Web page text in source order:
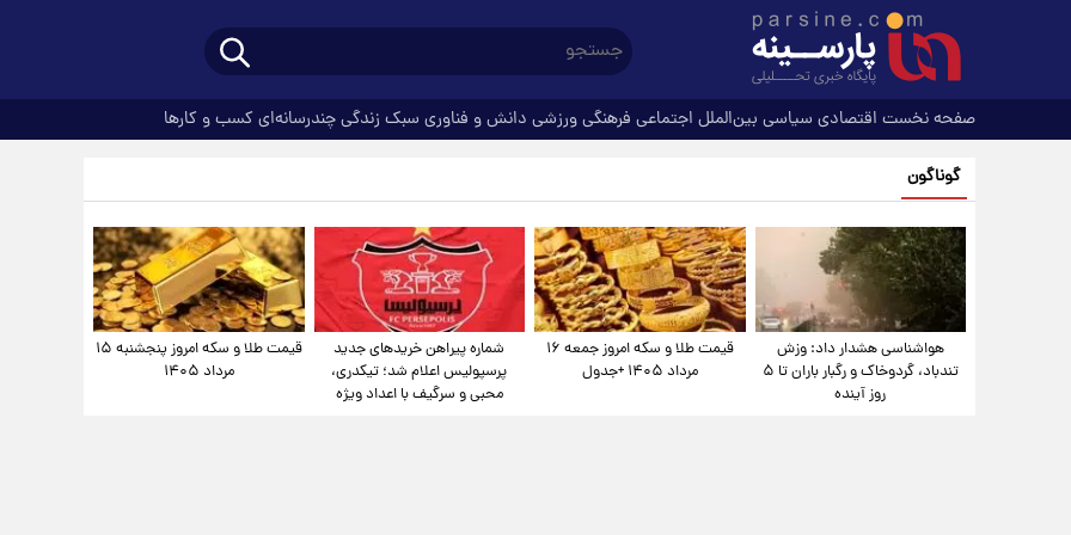
صفحه نخست اقتصادی سیاسی بین‌الملل اجتماعی فرهنگیورزشی دانش و فناوری سبک زندگیچندرسانه‌ای کسب و کارها
گوناگون
هواشناسی هشدار داد: وزش
تندباد، گردوخاک و رگبار باران تا ۵
روز آینده
قیمت طلا و سکه امروز جمعه ۱۶
مرداد ۱۴۰۵ +جدول
شماره پیراهن خریدهای جدید
پرسپولیس اعلام شد؛ تیکدری،
محبی و سرگیف با اعداد ویژه
قیمت طلا و سکه امروز پنجشنبه ۱۵
مرداد ۱۴۰۵